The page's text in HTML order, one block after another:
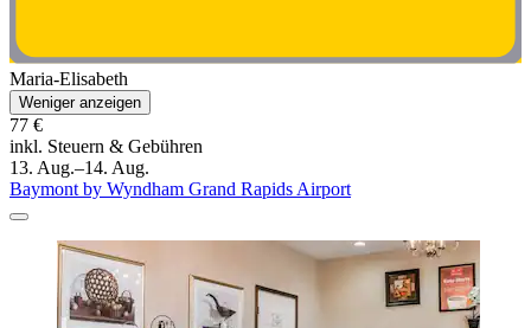
Maria-Elisabeth
Weniger anzeigen
77 €
inkl. Steuern & Gebühren
13. Aug.–14. Aug.
Baymont by Wyndham Grand Rapids Airport